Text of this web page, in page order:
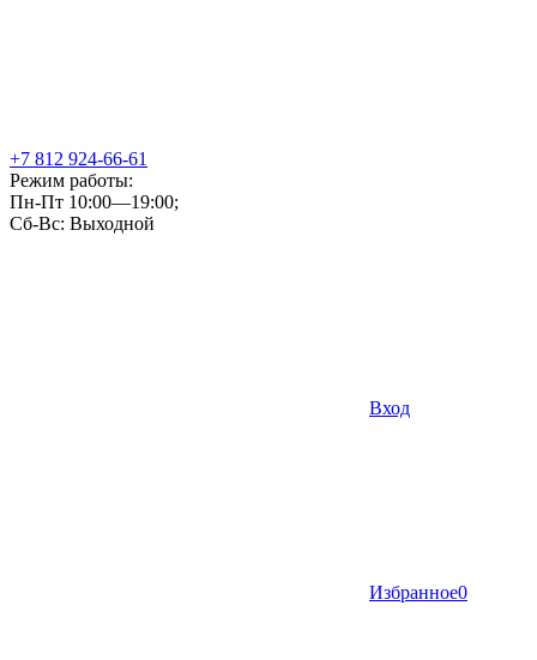
+7 812 924-66-61
Режим работы:
Пн-Пт 10:00—19:00;
Сб-Вс: Выходной
Вход
Избранное0